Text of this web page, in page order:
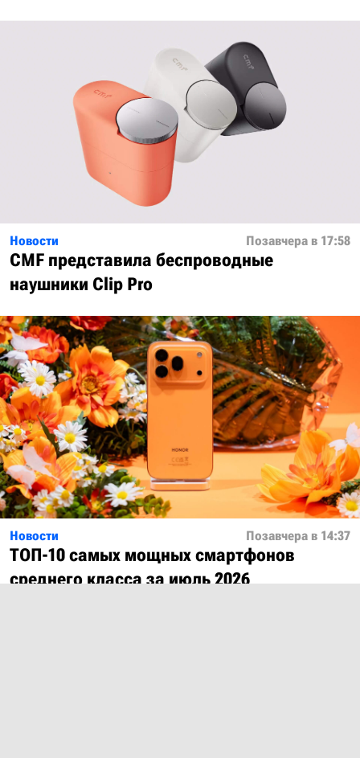
Новости Позавчера в 17:58
CMF представила беспроводные
наушники Clip Pro
Новости Позавчера в 14:37
ТОП-10 самых мощных смартфонов
среднего класса за июль 2026